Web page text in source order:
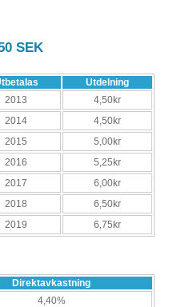
SEK
Utdelning
2013
4,50kr
2014
4,50kr
2015
5,00kr
2016
5,25kr
2017
6,00kr
2018
6,50kr
2019 6,75kr
Direktavkastning
4,40%